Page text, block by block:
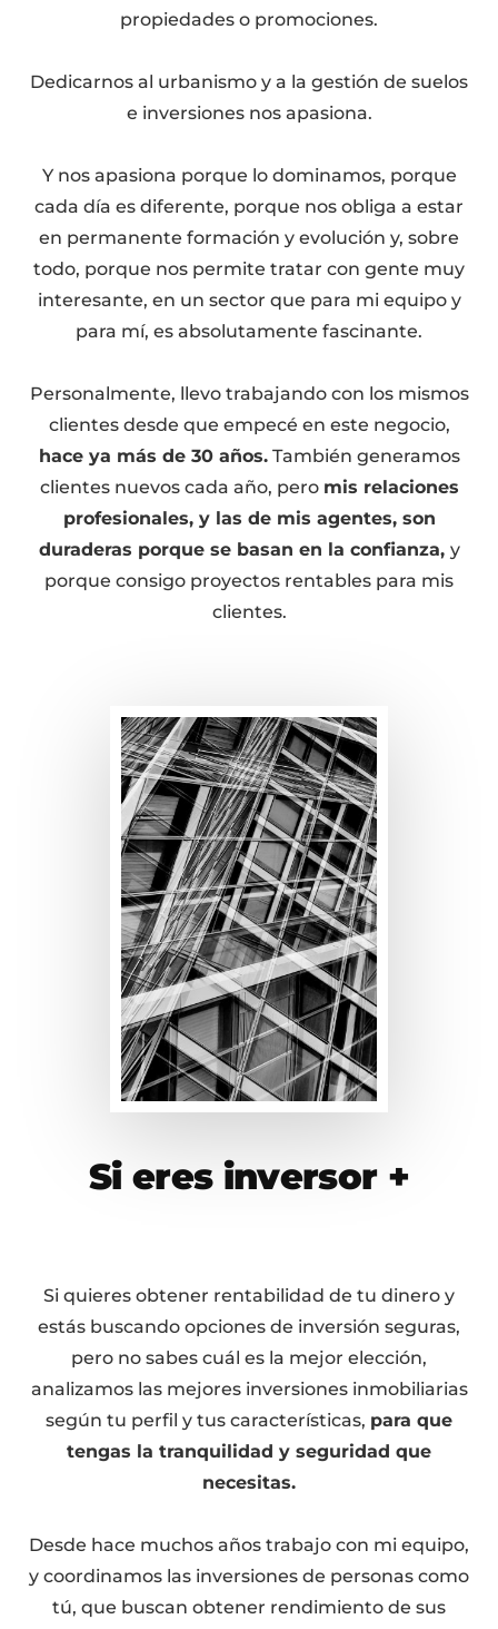
propiedades o promociones.
Dedicarnos al urbanismo y a la gestión de suelos
e inversiones nos apasiona.
Y nos apasiona porque lo dominamos, porque
cada día es diferente, porque nos obliga a estar
en permanente formación y evolución y, sobre
todo, porque nos permite tratar con gente muy
interesante, en un sector que para mi equipo y
para mí, es absolutamente fascinante.
Personalmente, llevo trabajando con los mismos
clientes desde que empecé en este negocio,
hace ya más de 30 años.También generamos
clientes nuevos cada año, pero mis relaciones
profesionales, y las de mis agentes, son
duraderas porque se basan en la confianza, y
porque consigo proyectos rentables para mis
clientes.
Si eres inversor +
Si quieres obtener rentabilidad de tu dinero y
estás buscando opciones de inversión seguras,
pero no sabes cuál es la mejor elección,
analizamos las mejores inversiones inmobiliarias
según tu perfil y tus características, para que
tengas la tranquilidad y seguridad que
necesitas.
Desde hace muchos años trabajo con mi equipo,
y coordinamos las inversiones de personas como
tú, que buscan obtener rendimiento de sus